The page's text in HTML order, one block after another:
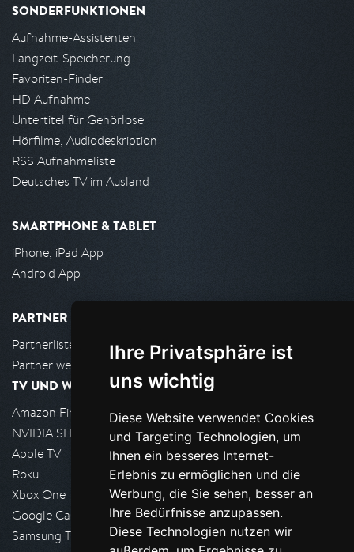
Ihre Privatsphäre ist
uns wichtig
Diese Website verwendet Cookies
und Targeting Technologien, um
Ihnen ein besseres Internet-
Erlebnis zu ermöglichen und die
Werbung, die Sie sehen, besser an
Ihre Bedürfnisse anzupassen.
Diese Technologien nutzen wir
SONDERFUNKTIONEN
Aufnahme-Assistenten
Langzeit-Speicherung
Favoriten-Finder
HD Aufnahme
Untertitel für Gehörlose
Hörfilme, Audiodeskription
RSS Aufnahmeliste
Deutsches TV im Ausland
SMARTPHONE & TABLET
iPhone, iPad App
Android App
PARTNER
Partnerliste
Partner werden
TV UND WOHNZIMMER
Amazon FireTV
NVIDIA SHIELD, Google TV
Apple TV
Roku
Xbox One
Google Cast
Samsung TV